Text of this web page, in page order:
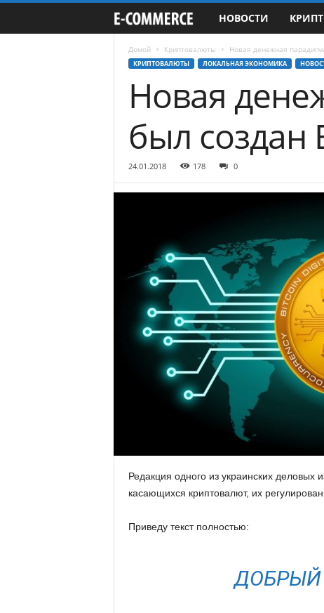
-
o
c
e
.
c
o
u
НОВОСТИ
Домой Криптовалюты Новая денежная
КРИПТОВАЛЮТЫ ЛОКАЛЬНАЯ ЭКОНОМИКА
Новая
был создан
24.01.2018 178 0
Редакция одного из украинских деловых
касающихся криптовалют, их
Приведу текст полностью:
ДОБРЫЙ